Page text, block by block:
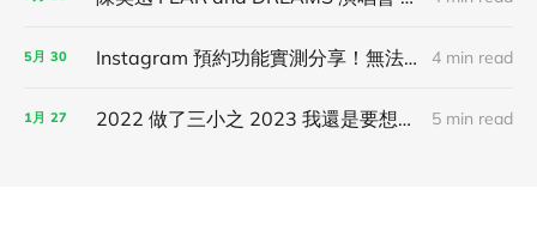
5月 30 Instagram 預約功能實測分享！無法自動排程，只能半自動管理預約！ 4 min read
1月 27 2022 做了三小之 2023 我還是要想到什麼做什麼！ 5 min read